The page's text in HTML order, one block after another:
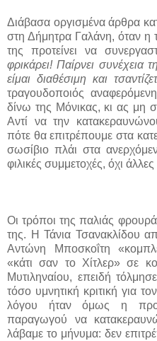
Διάβασα οργισμένα άρθρα
στη Δήμητρα Γαλάνη, όταν η
της προτείνει να
φρικάρει! Παίρνει συνέχεια
είμαι διαθέσιμη και
τραγουδοποιός
δίνω της Μόνικας, κι ας μη
Αντί να την
πότε θα επιτρέπουμε στα
σωσίβιο πλάι στα
φιλικές συμμετοχές, όχι
Οι τρόποι της παλιάς
της. Η Τάνια Τσανακλίδου
Αντώνη Μποσκοΐτη
«κάτι σαν το Χίτλερ» σε
Μυτιληναίου, επειδή
τόσο υμνητική κριτική για
λόγου ήταν όμως η
παραγωγού να
λάβαμε το μήνυμα: δεν